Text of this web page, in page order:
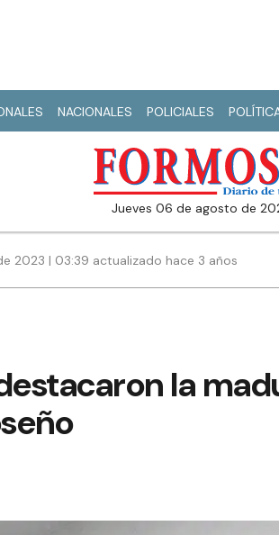
NACIONALES POLICIALES
jueves 06 de agosto de
2023 | 03:39 actualizado hace 3 años
la